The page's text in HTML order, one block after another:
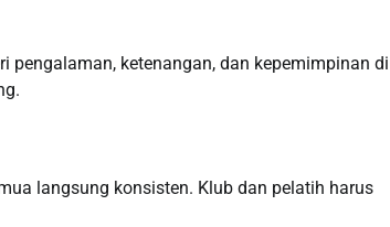
pengalaman, ketenangan, dan kepemimpinan di
langsung konsisten. Klub dan pelatih harus